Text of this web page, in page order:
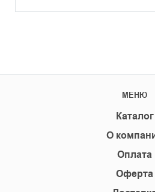
МЕНЮ
Каталог
О
Оплата
Оферта